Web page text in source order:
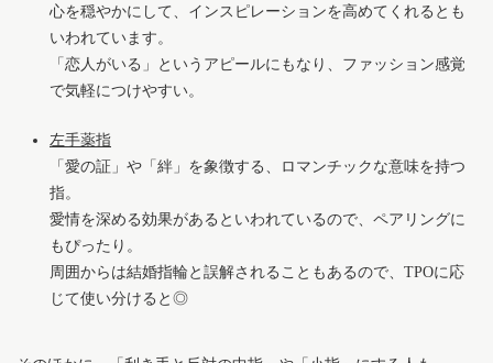
心を穏やかにして、インスピレーションを高めてくれるとも
いわれています。
「恋人がいる」というアピールにもなり、ファッション感覚
で気軽につけやすい。
左手薬指
「愛の証」や「絆」を象徴する、ロマンチックな意味を持つ
指。
愛情を深める効果があるといわれているので、ペアリングに
もぴったり。
周囲からは結婚指輪と誤解されることもあるので、TPOに応
じて使い分けると◎